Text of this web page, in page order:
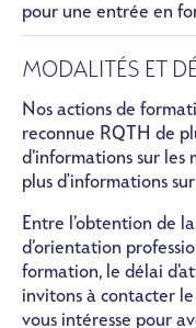
pour une entrée en
MODALITÉS ET
Nos actions de
reconnue RQTH de
d’informations sur les
plus d'informations
Entre l’obtention de
d’orientation
formation, le délai
invitons à contacter
vous intéresse pour